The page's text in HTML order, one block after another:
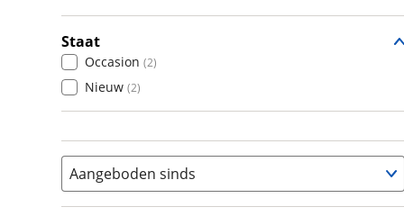
Staat
Occasion (2)
Nieuw (2)
Aangeboden sinds